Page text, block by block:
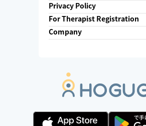
Privacy Policy
For Therapist Registration
Company